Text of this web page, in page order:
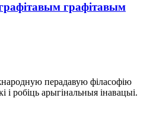
графітавым
перадавую філасофію
і робіць арыгінальныя інавацыі.